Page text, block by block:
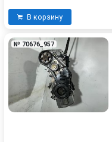
В корзину
№ 70676_957